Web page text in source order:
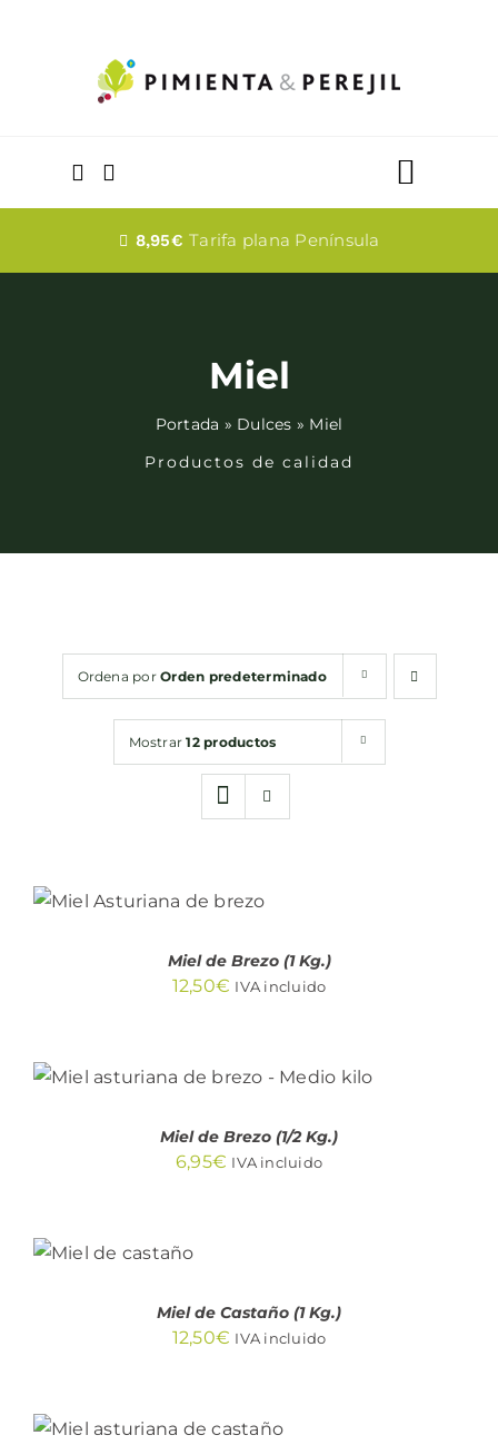
Toggle
8,95€Tarifa plana Península
Miel
Portada » Dulces » Miel
Productos de calidad
Ordena porOrden predeterminado
Mostrar12 productos
CARRITO
/
Miel de Brezo (1 Kg.)
12,50€ IVA incluido
AÑADIR AL CARRITO
Miel de Brezo (1/2 Kg.)
6,95€ IVA incluido
CARRITO
Miel de Castaño (1 Kg.)
12,50€ IVA incluido
CARRITO
/